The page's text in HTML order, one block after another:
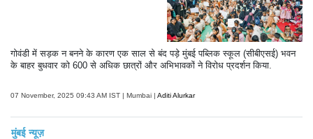
गोवंडी में सड़क न बनने के कारण एक साल से बंद पड़े मुंबई पब्लिक स्कूल (सीबीएसई) भवन
के बाहर बुधवार को 600 से अधिक छात्रों और अभिभावकों ने विरोध प्रदर्शन किया.
07 November, 2025 09:43 AM IST | Mumbai | Aditi Alurkar
मुंबई न्यूज़